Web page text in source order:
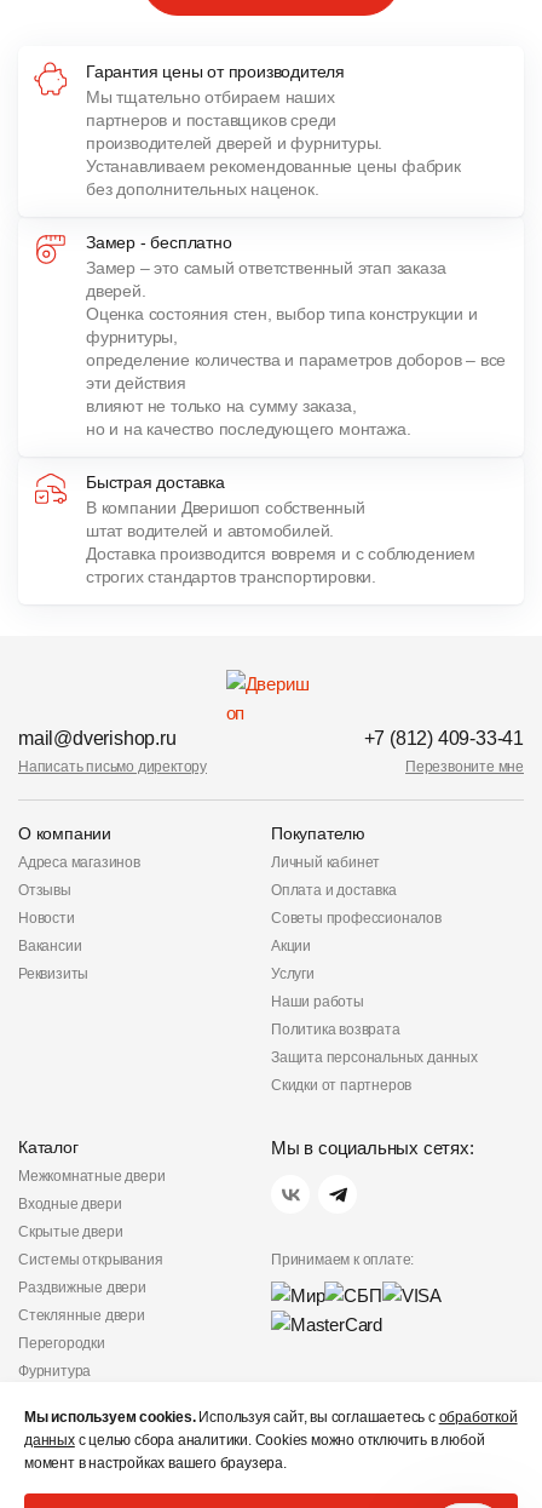
Гарантия цены от производителя
Мы тщательно отбираем наших
партнеров и поставщиков среди
производителей дверей и фурнитуры.
Устанавливаем рекомендованные цены фабрик
без дополнительных наценок.
Замер - бесплатно
Замер – это самый ответственный этап заказа
дверей.
Оценка состояния стен, выбор типа конструкции и
фурнитуры,
определение количества и параметров доборов – все
эти действия
влияют не только на сумму заказа,
но и на качество последующего монтажа.
Быстрая доставка
В компании Дверишоп собственный
штат водителей и автомобилей.
Доставка производится вовремя и с соблюдением
строгих стандартов транспортировки.
mail@dverishop.ru
Написать письмо директору
+7 (812) 409-33-41
Перезвоните мне
О компании
Адреса магазинов
Отзывы
Новости
Вакансии
Реквизиты
Покупателю
Личный кабинет
Оплата и доставка
Советы профессионалов
Акции
Услуги
Наши работы
Политика возврата
Защита персональных данных
Скидки от партнеров
Каталог
Межкомнатные двери
Входные двери
Скрытые двери
Системы открывания
Раздвижные двери
Стеклянные двери
Перегородки
Фурнитура
Мы в социальных сетях:
Принимаем к оплате:
конфиденциальности
Не является публичной
Мы используем cookies.Используя сайт, вы соглашаетесь с обработкой
данныхс целью сбора аналитики. Cookies можно отключить в любой
момент в настройках вашего браузера.